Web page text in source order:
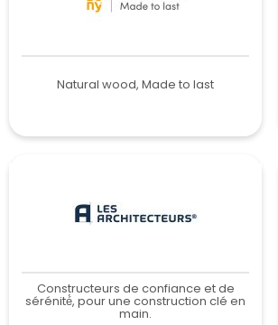
Natural wood, Made to last
Constructeurs de confiance et de
sérénité́, pour une construction clé en
main.